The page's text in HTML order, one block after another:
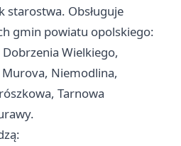
starostwa. Obsługuje
gmin powiatu opolskiego:
Wielkiego,
Niemodlina,
Tarnowa